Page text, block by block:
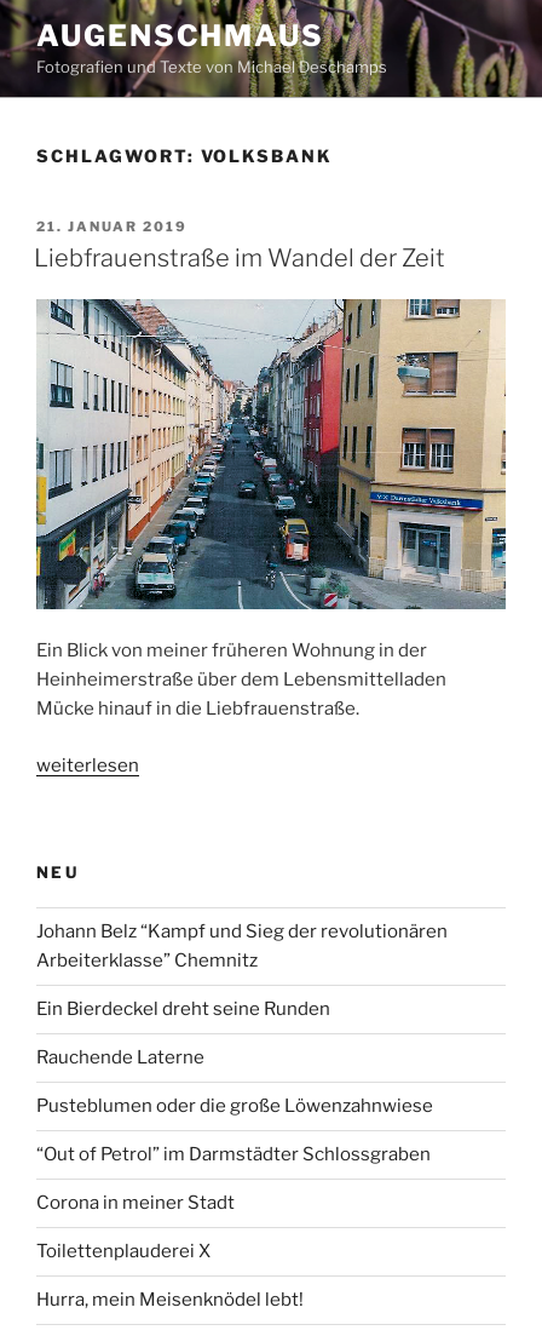
Zum
Inhalt
springen
AUGENSCHMAUS
Fotografien und Texte von Michael Deschamps
SCHLAGWORT: VOLKSBANK
VERÖFFENTLICHT
AM
21. JANUAR 2019
Liebfrauenstraße im Wandel der Zeit
Ein Blick von meiner früheren Wohnung in der
Heinheimerstraße über dem Lebensmittelladen
Mücke hinauf in die Liebfrauenstraße.
„Liebfrauenstraße
Zeit“
weiterlesen
NEU
Johann Belz “Kampf und Sieg der revolutionären
Arbeiterklasse” Chemnitz
Ein Bierdeckel dreht seine Runden
Rauchende Laterne
Pusteblumen oder die große Löwenzahnwiese
“Out of Petrol” im Darmstädter Schlossgraben
Corona in meiner Stadt
Toilettenplauderei X
Hurra, mein Meisenknödel lebt!